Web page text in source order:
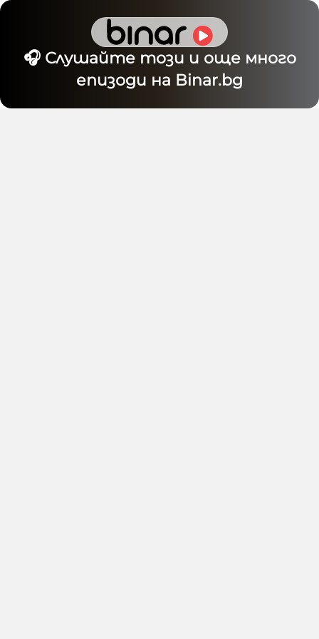
🎧 Слушайте този и още много
епизоди на Binar.bg